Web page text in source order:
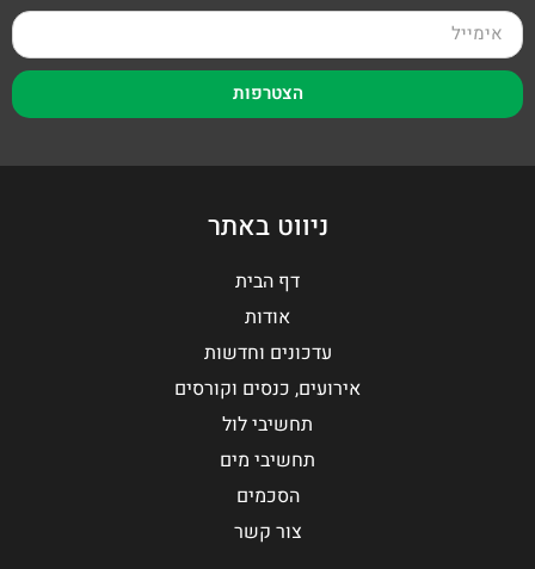
הצטרפות
ניווט באתר
דף הבית
אודות
עדכונים וחדשות
אירועים, כנסים וקורסים
תחשיבי לול
תחשיבי מים
הסכמים
צור קשר